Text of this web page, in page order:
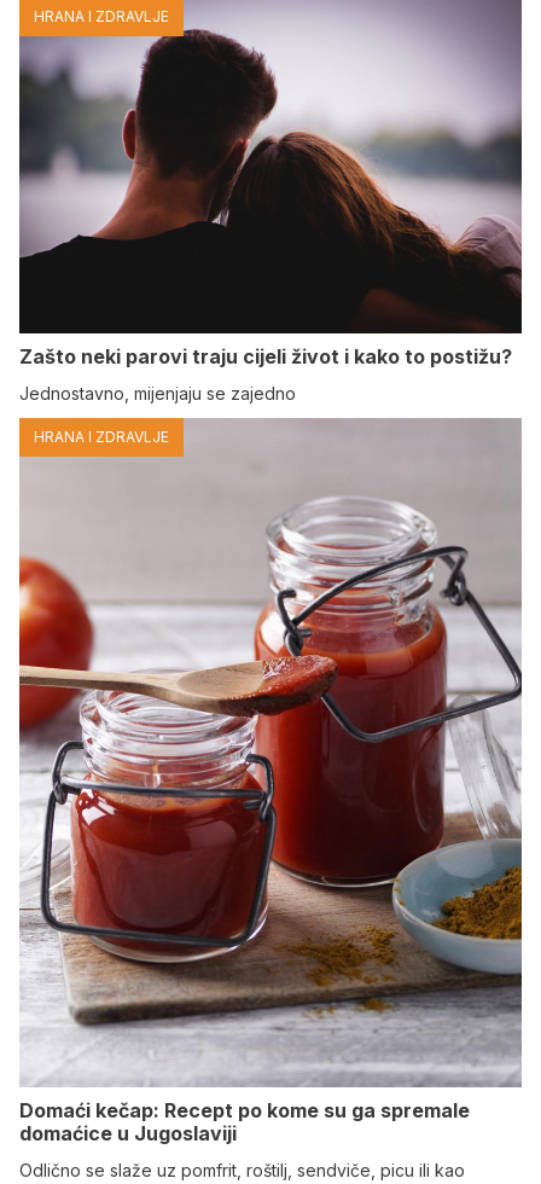
HRANA I ZDRAVLJE
Zašto neki parovi traju cijeli život i kako to postižu?
Jednostavno, mijenjaju se zajedno
HRANA I ZDRAVLJE
Domaći kečap: Recept po kome su ga spremale
domaćice u Jugoslaviji
Odlično se slaže uz pomfrit, roštilj, sendviče, picu ili kao